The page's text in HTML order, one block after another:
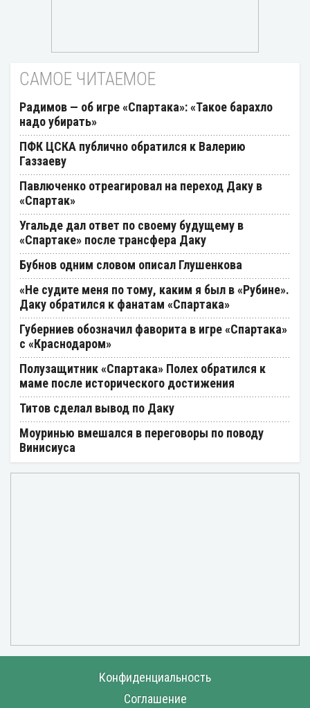
САМОЕ ЧИТАЕМОЕ
Радимов — об игре «Спартака»: «Такое барахло
надо убирать»
ПФК ЦСКА публично обратился к Валерию
Газзаеву
Павлюченко отреагировал на переход Даку в
«Спартак»
Угальде дал ответ по своему будущему в
«Спартаке» после трансфера Даку
Бубнов одним словом описал Глушенкова
«Не судите меня по тому, каким я был в «Рубине».
Даку обратился к фанатам «Спартака»
Губерниев обозначил фаворита в игре «Спартака»
с «Краснодаром»
Полузащитник «Спартака» Полех обратился к
маме после исторического достижения
Титов сделал вывод по Даку
Моуринью вмешался в переговоры по поводу
Винисиуса
Конфиденциальность
Соглашение